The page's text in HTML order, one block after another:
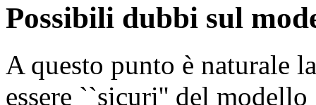
Possibili dubbi sul
A questo punto è naturale
essere ``sicuri'' del